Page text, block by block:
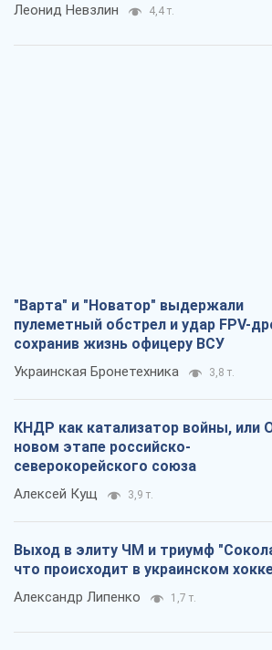
Леонид Невзлин 4,4 т.
"Варта" и "Новатор" выдержали
пулеметный обстрел и удар FPV-
сохранив жизнь офицеру ВСУ
Украинская Бронетехника 3,8 т.
КНДР как катализатор войны, или
новом этапе российско-
северокорейского союза
Алексей Кущ 3,9 т.
Выход в элиту ЧМ и триумф
что происходит в украинском
Александр Липенко 1,7 т.